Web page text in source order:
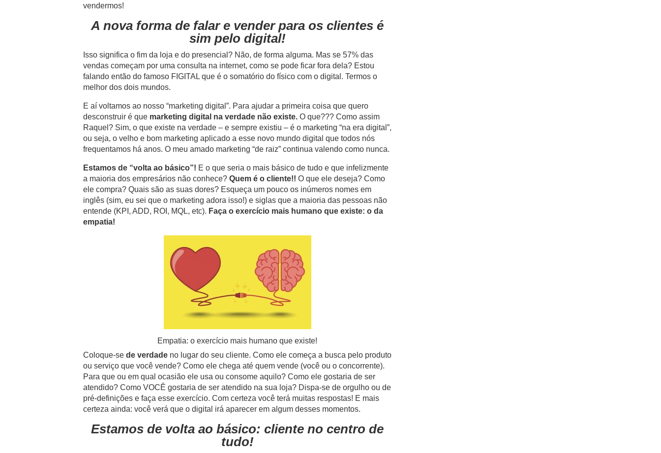
vendermos!
A nova forma de falar e vender para os clientes é
sim pelo digital!
Isso significa o fim da loja e do presencial? Não, de forma alguma. Mas se 57% das
vendas começam por uma consulta na internet, como se pode ficar fora dela? Estou
falando então do famoso FIGITAL que é o somatório do físico com o digital. Termos o
melhor dos dois mundos.
E aí voltamos ao nosso “marketing digital”. Para ajudar a primeira coisa que quero
desconstruir é que marketing digital na verdade não existe. O que??? Como assim
Raquel? Sim, o que existe na verdade – e sempre existiu – é o marketing “na era digital”,
ou seja, o velho e bom marketing aplicado a esse novo mundo digital que todos nós
frequentamos há anos. O meu amado marketing “de raiz” continua valendo como nunca.
Estamos de “volta ao básico”! E o que seria o mais básico de tudo e que infelizmente
a maioria dos empresários não conhece?Quem é o cliente!!O que ele deseja? Como
ele compra? Quais são as suas dores? Esqueça um pouco os inúmeros nomes em
inglês (sim, eu sei que o marketing adora isso!) e siglas que a maioria das pessoas não
entende (KPI, ADD, ROI, MQL, etc). Faça o exercício mais humano que existe: o da
empatia!
Empatia: o exercício mais humano que existe!
Coloque-sede verdade no lugar do seu cliente. Como ele começa a busca pelo produto
ou serviço que você vende? Como ele chega até quem vende (você ou o concorrente).
Para que ou em qual ocasião ele usa ou consome aquilo? Como ele gostaria de ser
atendido? Como VOCÊ gostaria de ser atendido na sua loja? Dispa-se de orgulho ou de
pré-definições e faça esse exercício. Com certeza você terá muitas respostas! E mais
certeza ainda: você verá que o digital irá aparecer em algum desses momentos.
Estamos de volta ao básico: cliente no centro de
tudo!